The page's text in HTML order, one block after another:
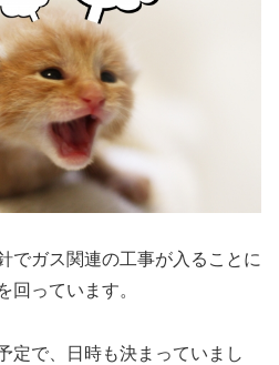
でガス関連の工事が入ることに
回っています。
定で、日時も決まっていまし